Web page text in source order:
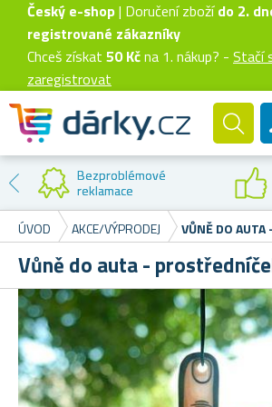
Český e-shop| Doručení zbožído 2.
registrované zákazníky
Chceš získat 50 Kčna 1. nákup? - Stačí
zaregistrovat
Bezproblémové
reklamace
ÚVOD
AKCE/VÝPRODEJ VŮNĚ DO AUTA
Vůně do auta -